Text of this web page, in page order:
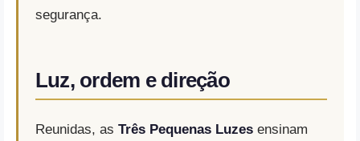
segurança.
Luz, ordem e direção
Reunidas, as Três Pequenas Luzesensinam